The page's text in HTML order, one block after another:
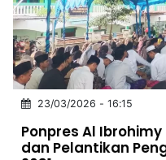
INDONESIA
Partner
NTB
Time
IDN
Jogja
Rakyat
News
Notice
Baru
23/03/2026 - 16:15
Ponpres Al
dan Pelantikan